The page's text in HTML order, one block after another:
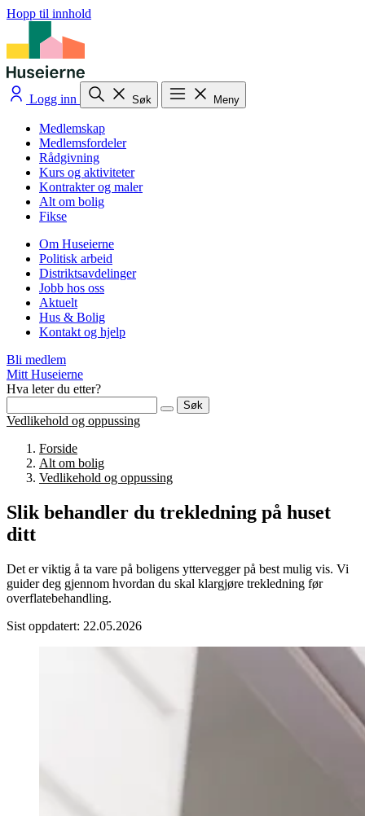
Hopp til innhold
Logg inn Søk Meny
Medlemskap
Medlemsfordeler
Rådgivning
Kurs og aktiviteter
Kontrakter og maler
Alt om bolig
Fikse
Om Huseierne
Politisk arbeid
Distriktsavdelinger
Jobb hos oss
Aktuelt
Hus & Bolig
Kontakt og hjelp
Bli medlem
Mitt Huseierne
Hva leter du etter?
Søk
Vedlikehold og oppussing
Forside
Alt om bolig
Vedlikehold og oppussing
Slik behandler du trekledning på huset
ditt
Det er viktig å ta vare på boligens yttervegger på best mulig vis. Vi
guider deg gjennom hvordan du skal klargjøre trekledning før
overflatebehandling.
Sist oppdatert: 22.05.2026